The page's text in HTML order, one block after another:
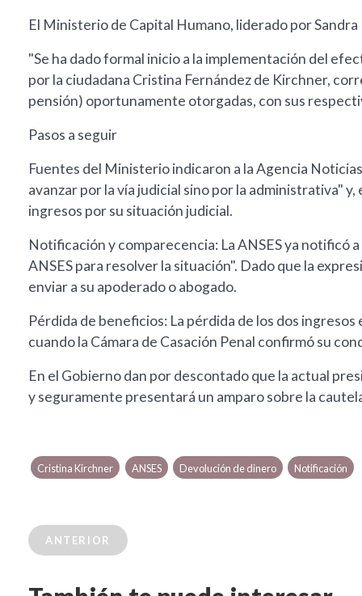
El Ministerio de Capital Humano, liderado por
"Se ha dado formal inicio a la implementación del
por la ciudadana Cristina Fernández de Kirchner,
pensión) oportunamente otorgadas, con sus
Pasos a seguir
Fuentes del Ministerio indicaron a la Agencia
avanzar por la vía judicial sino por la administrativa"
ingresos por su situación judicial.
Notificación y comparecencia: La ANSES ya notificó
ANSES para resolver la situación". Dado que la
enviar a su apoderado o abogado.
Pérdida de beneficios: La pérdida de los dos
cuando la Cámara de Casación Penal confirmó su
En el Gobierno dan por descontado que la actual
y seguramente presentará un amparo sobre la
Cristina Kirchner ANSES Devolución de dinero Notificación
ANTERIOR